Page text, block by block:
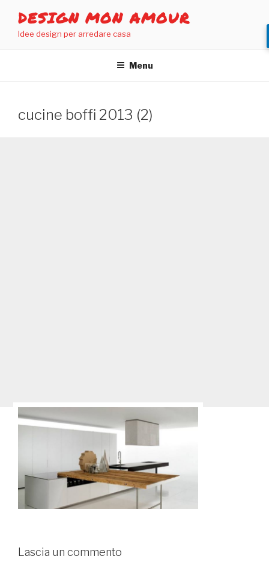
contenuto
DESIGN MON AMOUR
Idee design per arredare casa
Menu
cucine boffi 2013 (2)
Lascia un commento